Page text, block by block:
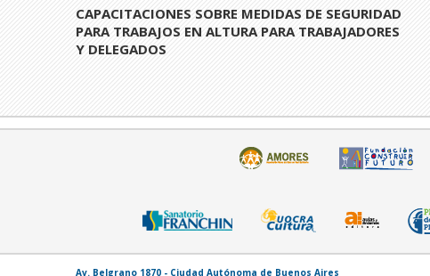
CAPACITACIONES SOBRE MEDIDAS DE SEGURIDAD
PARA TRABAJOS EN ALTURA PARA TRABAJADORES
Y DELEGADOS
Av. Belgrano 1870 - Ciudad Autónoma de Buenos Aires